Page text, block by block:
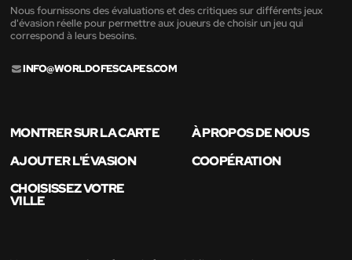
Nous fournissons des évaluations et des critiques sur différents jeux
d'évasion réelle pour permettre aux joueurs de choisir un jeu qui
correspond à leurs besoins.
INFO@WORLDOFESCAPES.COM
MONTRER SUR LA CARTE
À PROPOS DE NOUS
AJOUTER L'ÉVASION
COOPÉRATION
CHOISISSEZ VOTRE
VILLE